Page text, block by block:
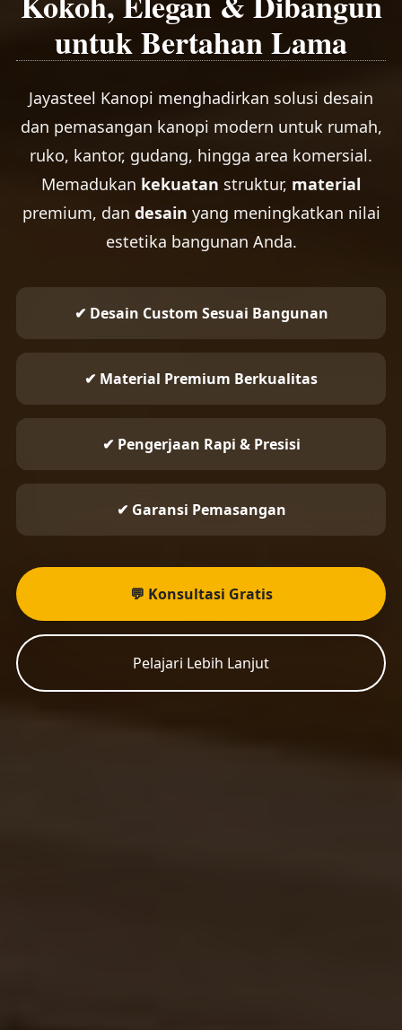
untuk Bertahan Lama
Jayasteel Kanopi menghadirkan solusi desain
dan pemasangan kanopi modern untuk rumah,
ruko, kantor, gudang, hingga area komersial.
Memadukan kekuatan struktur, material
premium, dan desain yang meningkatkan nilai
estetika bangunan Anda.
✔ Desain Custom Sesuai Bangunan
✔ Material Premium Berkualitas
✔ Pengerjaan Rapi & Presisi
✔ Garansi Pemasangan
💬 Konsultasi Gratis
Pelajari Lebih Lanjut